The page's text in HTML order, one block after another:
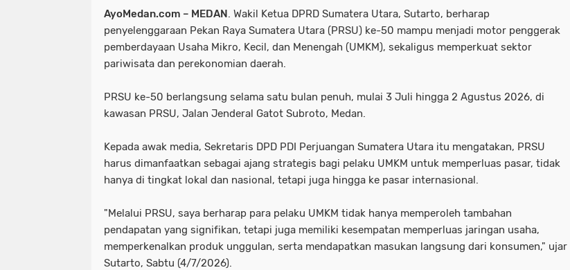
AyoMedan.com – MEDAN . Wakil Ketua DPRD Sumatera Utara, Sutarto, berharap
penyelenggaraan Pekan Raya Sumatera Utara (PRSU) ke-50 mampu menjadi motor penggerak
pemberdayaan Usaha Mikro, Kecil, dan Menengah (UMKM), sekaligus memperkuat sektor
pariwisata dan perekonomian daerah.
PRSU ke-50 berlangsung selama satu bulan penuh, mulai 3 Juli hingga 2 Agustus 2026, di
kawasan PRSU, Jalan Jenderal Gatot Subroto, Medan.
Kepada awak media, Sekretaris DPD PDI Perjuangan Sumatera Utara itu mengatakan, PRSU
harus dimanfaatkan sebagai ajang strategis bagi pelaku UMKM untuk memperluas pasar, tidak
hanya di tingkat lokal dan nasional, tetapi juga hingga ke pasar internasional.
"Melalui PRSU, saya berharap para pelaku UMKM tidak hanya memperoleh tambahan
pendapatan yang signifikan, tetapi juga memiliki kesempatan memperluas jaringan usaha,
memperkenalkan produk unggulan, serta mendapatkan masukan langsung dari konsumen," ujar
Sutarto, Sabtu (4/7/2026).